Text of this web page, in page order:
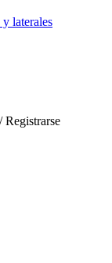
y laterales
Registrarse